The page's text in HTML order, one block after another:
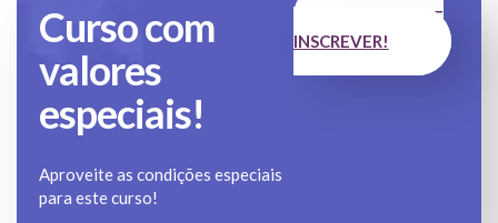
Curso com
valores
especiais!
Aproveite as condições especiais
para este curso!
QUERO ME
INSCREVER!